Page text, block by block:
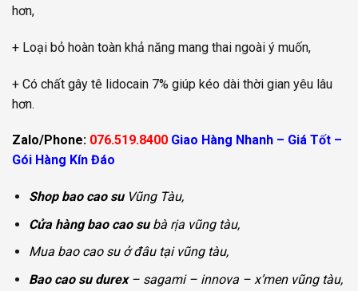
hơn,
+ Loại bỏ hoàn toàn khả năng mang thai ngoài ý muốn,
+ Có chất gây tê lidocain 7% giúp kéo dài thời gian yêu lâu
hơn.
Zalo/Phone: 076.519.8400 Giao Hàng Nhanh – Giá Tốt –
Gói Hàng Kín Đáo
Shop bao cao suVũng Tàu,
Cửa hàng bao cao subà rịa vũng tàu,
Mua bao cao su ở đâu tại vũng tàu,
Bao cao su durex– sagami – innova – x’men vũng tàu,